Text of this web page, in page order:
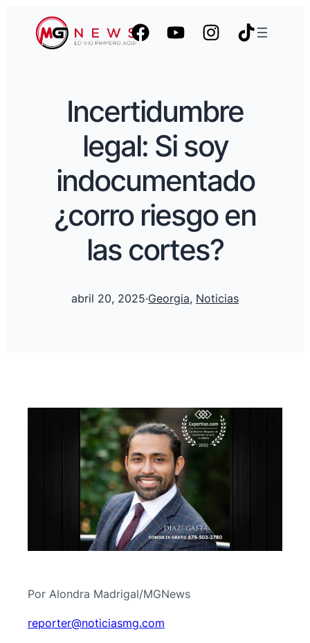
Incertidumbre
legal: Si soy
indocumentado
¿corro riesgo en
las cortes?
abril 20, 2025·Georgia, Noticias
Por Alondra Madrigal/MGNews
moc.gmsaiciton
@retroper